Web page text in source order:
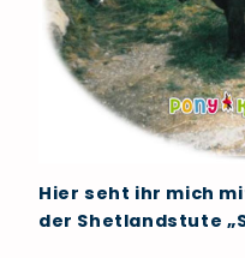
Hier seht ihr mich
der Shetlandstute